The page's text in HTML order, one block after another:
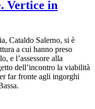
Vertice in
Cataldo Salerno, si è
a cui hanno preso
e l’assessore alla
dell’incontro la viabilità
far fronte agli ingorghi